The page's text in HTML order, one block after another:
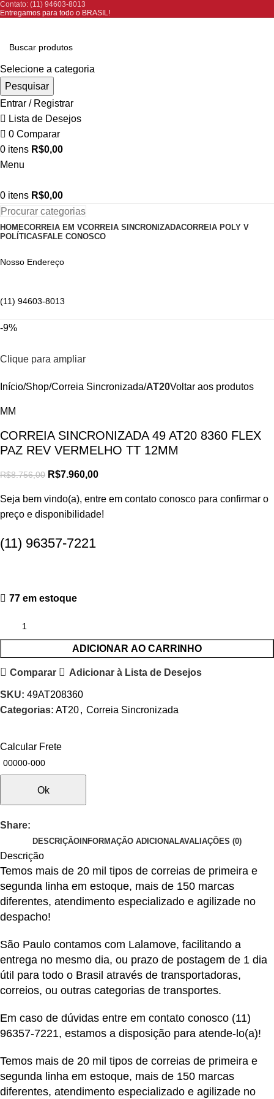
Contato: (11) 94603-8013
Entregamos para todo o BRASIL!
Selecione a categoria
Pesquisar
Entrar / Registrar
Lista de Desejos
0 Comparar
0 itens R$0,00
Menu
0 itens R$0,00
Procurar categorias
HOMECORREIA EM VCORREIA SINCRONIZADACORREIA POLY V
POLÍTICAS FALE CONOSCO
Nosso Endereço
(11) 94603-8013
-9%
Clique para ampliar
Início Shop Correia Sincronizada AT20Voltar aos produtos
MM
CORREIA SINCRONIZADA 49 AT20 8360 FLEX
PAZ REV VERMELHO TT 12MM
R$8.756,00 R$7.960,00
Seja bem vindo(a), entre em contato conosco para confirmar o
preço e disponibilidade!
(11) 96357-7221
77 em estoque
ADICIONAR AO CARRINHO
Comparar Adicionar à Lista de Desejos
SKU: 49AT208360
Categorias: AT20, Correia Sincronizada
Calcular Frete
Ok
Share:
DESCRIÇÃO INFORMAÇÃO ADICIONALAVALIAÇÕES (0)
Descrição
Temos mais de 20 mil tipos de correias de primeira e
segunda linha em estoque, mais de 150 marcas
diferentes, atendimento especializado e agilizade no
despacho!
São Paulo contamos com Lalamove, facilitando a
entrega no mesmo dia, ou prazo de postagem de 1 dia
útil para todo o Brasil através de transportadoras,
correios, ou outras categorias de transportes.
Em caso de dúvidas entre em contato conosco (11)
96357-7221, estamos a disposição para atende-lo(a)!
Temos mais de 20 mil tipos de correias de primeira e
segunda linha em estoque, mais de 150 marcas
diferentes, atendimento especializado e agilizade no